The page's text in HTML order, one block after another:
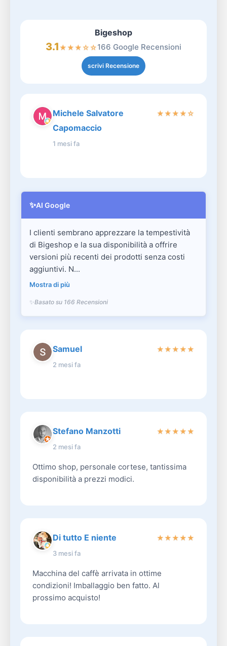
Bigeshop
3.1★★★☆☆166 Google Recensioni
scrivi Recensione
Michele Salvatore
Capomaccio
1 mesi fa
★★★★☆
✨AI Google
I clienti sembrano apprezzare la tempestività
di Bigeshop e la sua disponibilità a offrire
versioni più recenti dei prodotti senza costi
aggiuntivi. N...
Mostra di più
Basato su 166 Recensioni
Samuel
2 mesi fa
★★★★★
Stefano Manzotti
2 mesi fa
★★★★★
Ottimo shop, personale cortese, tantissima
disponibilità a prezzi modici.
Di tutto E niente
3 mesi fa
★★★★★
Macchina del caffè arrivata in ottime
condizioni! Imballaggio ben fatto. Al
prossimo acquisto!